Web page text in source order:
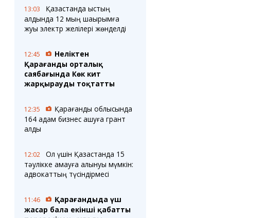
13:03
Қазақстанда қыстың
алдында 12 мың шақырымға
жуық электр желілері жөнделді
12:45
Неліктен
Қарағанды орталық
саябағында Көк кит
жарқырауды тоқтатты
12:35
Қарағанды облысында
164 адам бизнес ашуға грант
алды
12:02
Ол үшін Қазақстанда 15
тәулікке қамауға алынуы мүмкін:
адвокаттың түсіндірмесі
11:46
Қарағандыда үш
жасар бала екінші қабаттың